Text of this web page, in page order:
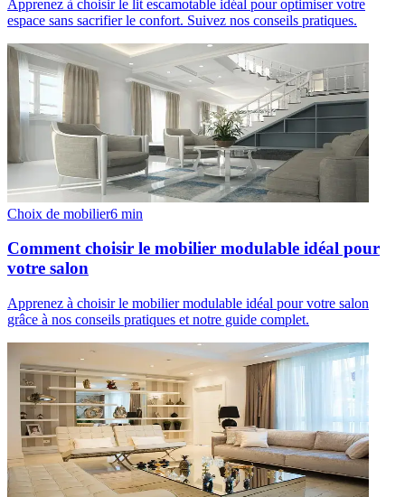
Apprenez à choisir le lit escamotable idéal pour optimiser votre
espace sans sacrifier le confort. Suivez nos conseils pratiques.
Choix de mobilier6 min
Comment choisir le mobilier modulable idéal pour
votre salon
Apprenez à choisir le mobilier modulable idéal pour votre salon
grâce à nos conseils pratiques et notre guide complet.